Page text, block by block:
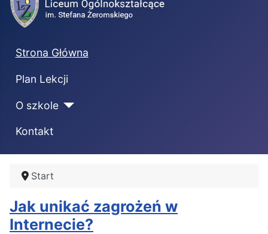
Strona Główna
Plan Lekcji
O szkole
Kontakt
Start
Jak unikać zagrożeń w
Internecie?